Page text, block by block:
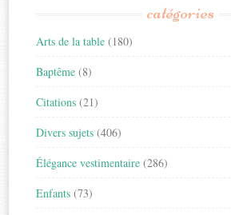
catégories
Arts de la table (180)
Baptême (8)
Citations (21)
Divers sujets (406)
Élégance vestimentaire (286)
Enfants (73)